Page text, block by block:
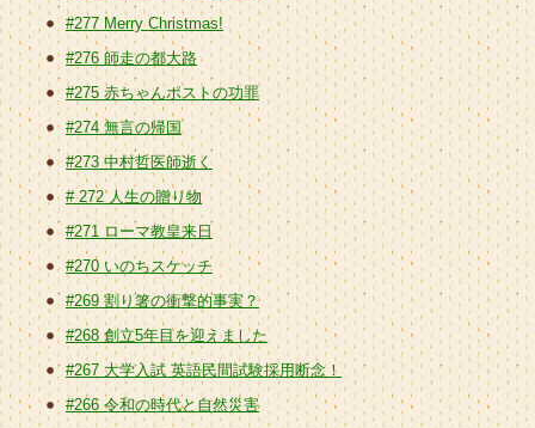
#277 Merry Christmas!
#276 師走の都大路
#275 赤ちゃんポストの功罪
#274 無言の帰国
#273 中村哲医師逝く
# 272 人生の贈り物
#271 ローマ教皇来日
#270 いのちスケッチ
#269 割り箸の衝撃的事実？
#268 創立5年目を迎えました
#267 大学入試 英語民間試験採用断念！
#266 令和の時代と自然災害